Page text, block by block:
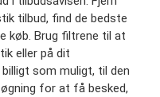
tilbud, find de bedste
køb. Brug filtrene til at
eller på dit
som muligt, til den
for at få besked,